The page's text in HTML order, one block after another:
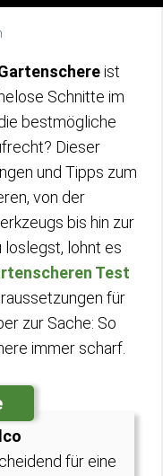
ist
Schnitte im
bestmögliche
Dieser
und Tipps zum
von der
bis hin zur
loslegst, lohnt es
Test
für
zur Sache: So
immer scharf.
für eine